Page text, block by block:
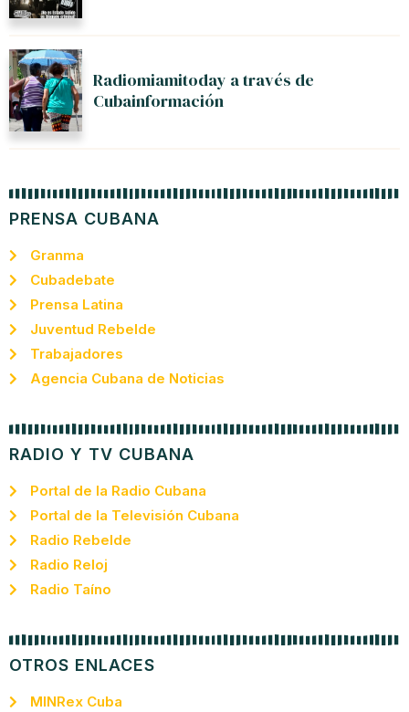
Radiomiamitoday a través de
Cubainformación
PRENSA CUBANA
Granma
Cubadebate
Prensa Latina
Juventud Rebelde
Trabajadores
Agencia Cubana de Noticias
RADIO Y TV CUBANA
Portal de la Radio Cubana
Portal de la Televisión Cubana
Radio Rebelde
Radio Reloj
Radio Taíno
OTROS ENLACES
MINRex Cuba